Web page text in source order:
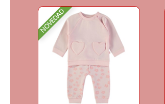
NOVEDAD